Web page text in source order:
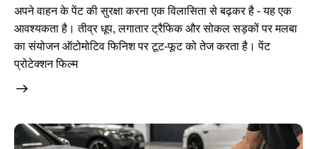
अपने वाहन के पेंट की सुरक्षा करना एक विलासिता से बढ़कर है - यह एक
आवश्यकता है। तीव्र धूप, लगातार ट्रैफिक और सोकल सड़कों पर मलबा
का संयोजन ऑटोमोटिव फिनिश पर टूट-फूट को तेज करता है। पेंट
प्रोटेक्शन फिल्म